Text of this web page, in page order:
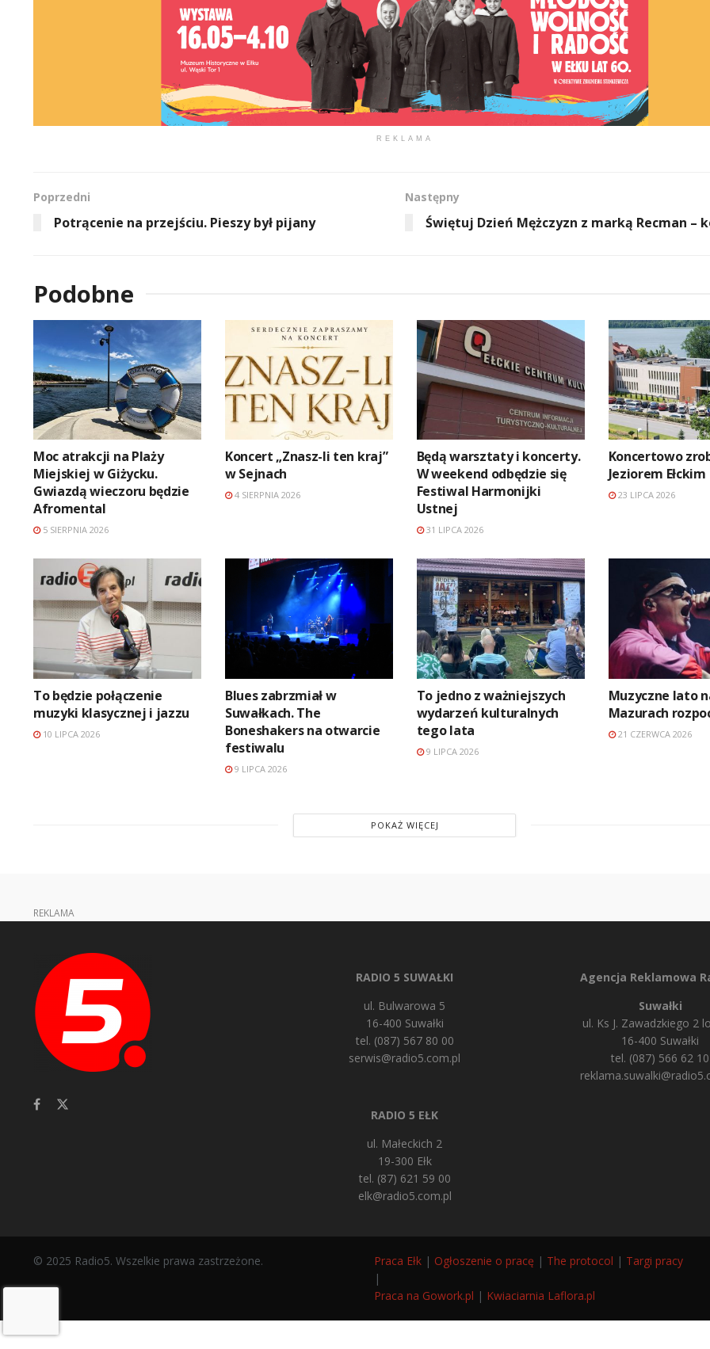
REKLAMA
Poprzedni
Potrącenie na przejściu. Pieszy był pijany
Następny
Świętuj Dzień Mężczyzn z marką Recman –
Podobne
Moc atrakcji na Plaży
Miejskiej w Giżycku.
Gwiazdą wieczoru będzie
Afromental
5 SIERPNIA 2026
Koncert „Znasz-li ten kraj”
w Sejnach
4 SIERPNIA 2026
Będą warsztaty i koncerty.
W weekend odbędzie się
Festiwal Harmonijki
Ustnej
31 LIPCA 2026
Koncertowo
Jeziorem Ełckim
23 LIPCA 2026
To będzie połączenie
muzyki klasycznej i jazzu
10 LIPCA 2026
Blues zabrzmiał w
Suwałkach. The
Boneshakers na otwarcie
festiwalu
9 LIPCA 2026
To jedno z ważniejszych
wydarzeń kulturalnych
tego lata
9 LIPCA 2026
Muzyczne lato
Mazurach
21 CZERWCA 2026
POKAŻ WIĘCEJ
REKLAMA
RADIO 5 SUWAŁKI
ul. Bulwarowa 5
16-400 Suwałki
tel. (087) 567 80 00
serwis@radio5.com.pl
RADIO 5 EŁK
ul. Małeckich 2
19-300 Ełk
tel. (87) 621 59 00
elk@radio5.com.pl
Agencja Reklamowa
Suwałki
ul. Ks J. Zawadzkiego 2
16-400 Suwałki
tel. (087) 566 62 10
© 2025 Radio5. Wszelkie prawa zastrzeżone. Praca Ełk | Ogłoszenie o pracę | The protocol | Targi pracy
|
Praca na Gowork.pl | Kwiaciarnia Laflora.pl